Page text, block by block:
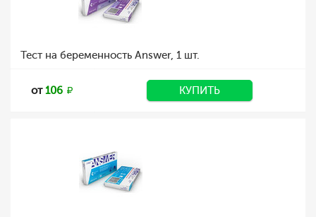
Тест на беременность Answer, 1 шт.
от106 КУПИТЬ